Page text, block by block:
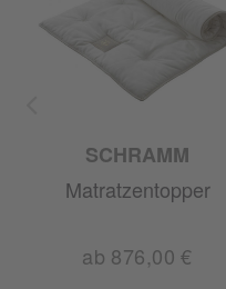
SCHRAMM
Matratzentopper
ab 876,00 €